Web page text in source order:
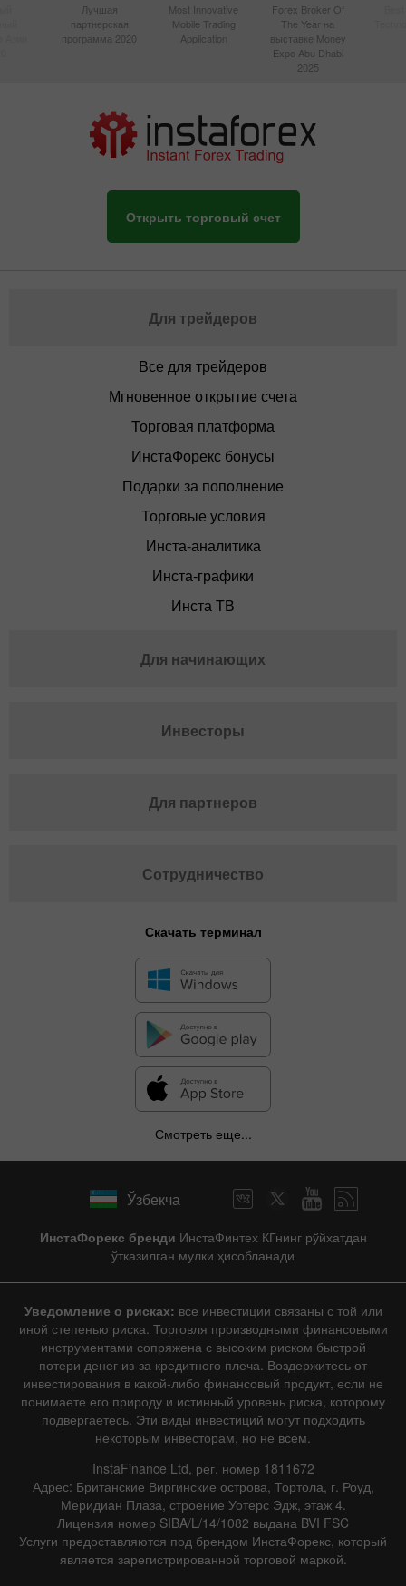
Лучшая
партнерская
программа 2020
Most Innovative
Mobile Trading
Application
Forex Broker Of
The Year на
выставке Money
Expo Abu Dhabi
2025
Открыть торговый счет
Для трейдеров
Все для трейдеров
Мгновенное открытие счета
Торговая платформа
ИнстаФорекс бонусы
Подарки за пополнение
Торговые условия
Инста-аналитика
Инста-графики
Инста ТВ
Для начинающих
Инвесторы
Для партнеров
Сотрудничество
Скачать терминал
Смотреть еще...
Ўзбекча
ИнстаФорекс бренди ИнстаФинтех КГнинг рўйхатдан
ўтказилган мулки ҳисобланади
Уведомление о рисках: все инвестиции связаны с той или
иной степенью риска. Торговля производными финансовыми
инструментами сопряжена с высоким риском быстрой
потери денег из-за кредитного плеча. Воздержитесь от
инвестирования в какой-либо финансовый продукт, если не
понимаете его природу и истинный уровень риска, которому
подвергаетесь. Эти виды инвестиций могут подходить
некоторым инвесторам, но не всем.
InstaFinance Ltd, рег. номер 1811672
Адрес: Британские Виргинские острова, Тортола, г. Роуд,
Меридиан Плаза, строение Уотерс Эдж, этаж 4.
Лицензия номер SIBA/L/14/1082 выдана BVI FSC
Услуги предоставляются под брендом ИнстаФорекс, который
является зарегистрированной торговой маркой.